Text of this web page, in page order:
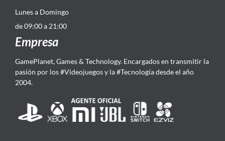
Lunes a Domingo
de 09:00 a 21:00
Empresa
GamePlanet, Games & Technology. Encargados en transmitir la
pasión por los #Videojuegos y la #Tecnología desde el año
2004.